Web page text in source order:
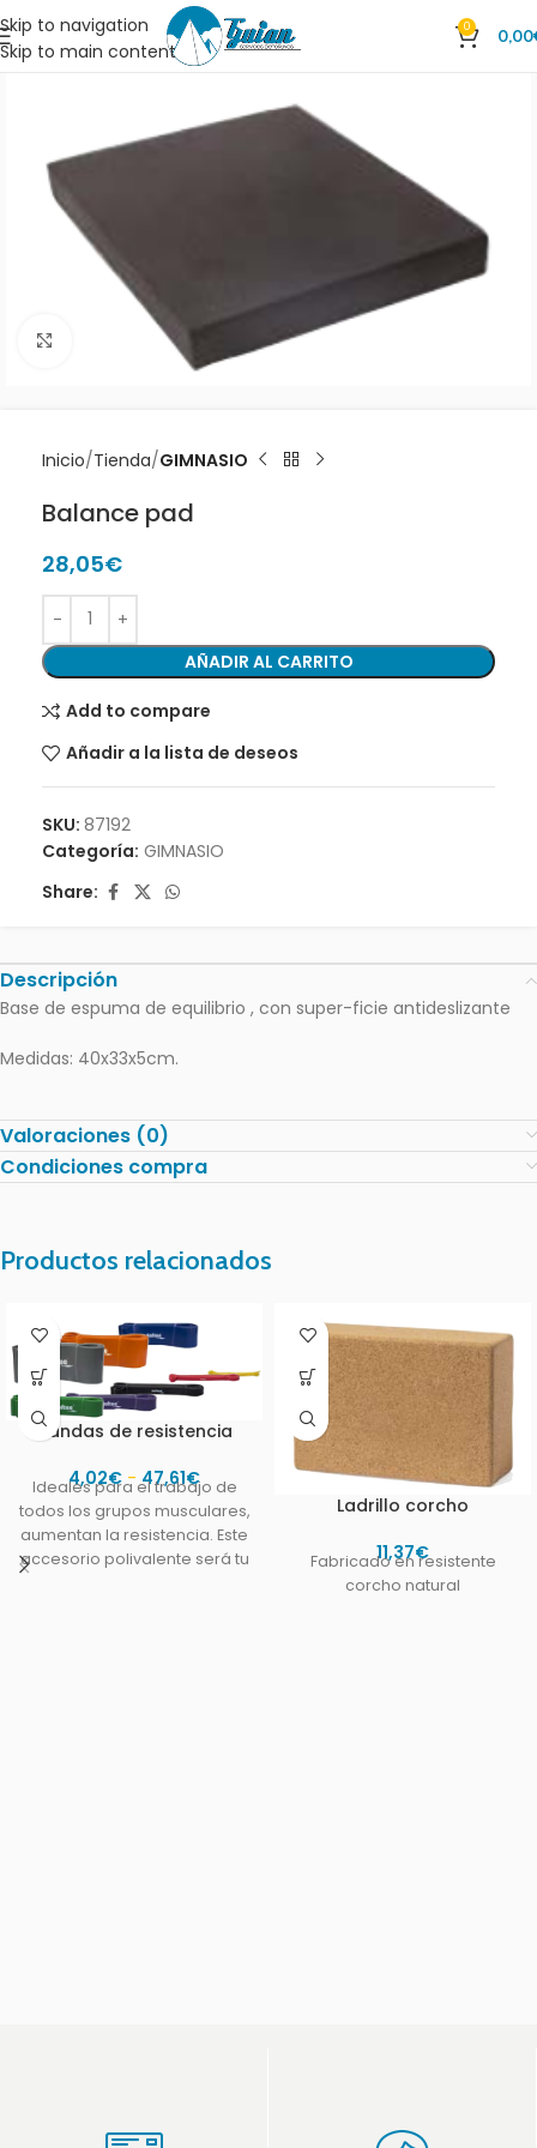
Skip to navigation
Skip to main content
0 0,00
Clic para ampliar
Inicio Tienda GIMNASIO
Balance pad
28,05€
AÑADIR AL CARRITO
Add to compare
Añadir a la lista de deseos
SKU: 87192
Categoría: GIMNASIO
Share:
Descripción
Base de espuma de equilibrio , con super-ficie antideslizante
Medidas: 40x33x5cm.
Valoraciones (0)
Condiciones compra
Productos relacionados
Bandas de resistencia
4,02€ - 47,61€
Ideales para el trabajo de
todos los grupos musculares,
aumentan la resistencia. Este
accesorio polivalente será tu
Ladrillo corcho
11,37€
Fabricado en resistente
corcho natural